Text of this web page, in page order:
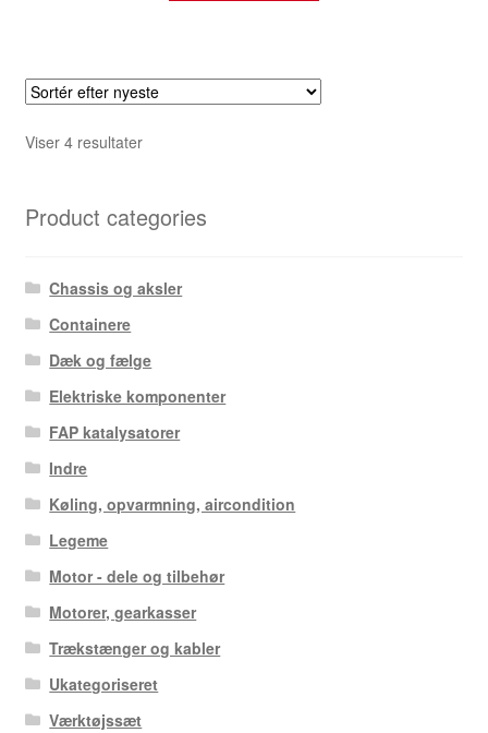
Viser 4 resultaterSorteret
Product categories
Chassis og aksler
Containere
Dæk og fælge
Elektriske komponenter
FAP katalysatorer
Indre
Køling, opvarmning, aircondition
Legeme
Motor - dele og tilbehør
Motorer, gearkasser
Trækstænger og kabler
Ukategoriseret
Værktøjssæt